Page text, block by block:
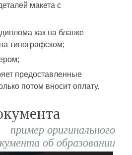
типографском;
потом вносит оплату.
пример оригинального
об образовании